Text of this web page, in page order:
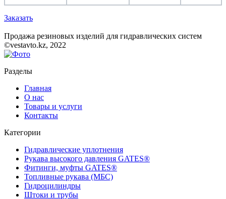
Заказать
Продажа резиновых изделий для гидравлических систем
©vestavto.kz, 2022
Разделы
Главная
О нас
Товары и услуги
Контакты
Категории
Гидравлические уплотнения
Рукава высокого давления GATES®
Фитинги, муфты GATES®
Топливные рукава (МБС)
Гидроцилиндры
Штоки и трубы